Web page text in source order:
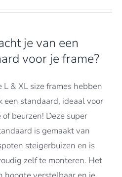
je van een
voor je frame?
L & XL size frames hebben
een standaard, ideaal voor
beurzen! Deze super
is gemaakt van
steigerbuizen en is
zelf te monteren. Het